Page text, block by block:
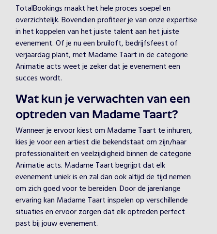
TotalBookings maakt het hele proces soepel en
overzichtelijk. Bovendien profiteer je van onze expertise
in het koppelen van het juiste talent aan het juiste
evenement. Of je nu een bruiloft, bedrijfsfeest of
verjaardag plant, met Madame Taart in de categorie
Animatie acts weet je zeker dat je evenement een
succes wordt.
Wat kun je verwachten van een
optreden van Madame Taart?
Wanneer je ervoor kiest om Madame Taart te inhuren,
kies je voor een artiest die bekendstaat om zijn/haar
professionaliteit en veelzijdigheid binnen de categorie
Animatie acts. Madame Taart begrijpt dat elk
evenement uniek is en zal dan ook altijd de tijd nemen
om zich goed voor te bereiden. Door de jarenlange
ervaring kan Madame Taart inspelen op verschillende
situaties en ervoor zorgen dat elk optreden perfect
past bij jouw evenement.